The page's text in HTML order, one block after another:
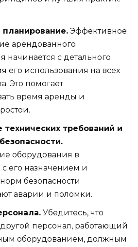
Эффективное
арендованного
начинается с детального
его использования на всех
Это помогает
время аренды и
требований и
оборудования в
с его назначением и
безопасности
аварии и поломки.
Убедитесь, что
персонал, работающий
оборудованием, должным